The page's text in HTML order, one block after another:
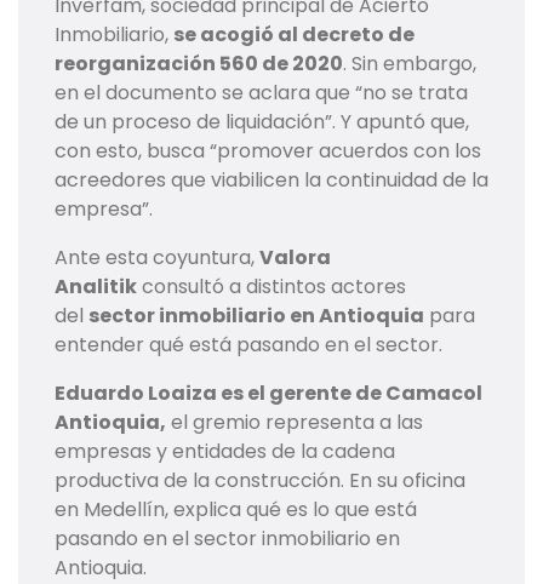
Inverfam, sociedad principal de Acierto
Inmobiliario, se acogió al decreto de
reorganización 560 de 2020. Sin embargo,
en el documento se aclara que “no se trata
de un proceso de liquidación”. Y apuntó que,
con esto, busca “promover acuerdos con los
acreedores que viabilicen la continuidad de la
empresa”.
Ante esta coyuntura,Valora
Analitikconsultó a distintos actores
del sector inmobiliario en Antioquia para
entender qué está pasando en el sector.
Eduardo Loaiza es el gerente de Camacol
Antioquia, el gremio representa a las
empresas y entidades de la cadena
productiva de la construcción. En su oficina
en Medellín, explica qué es lo que está
pasando en el sector inmobiliario en
Antioquia.